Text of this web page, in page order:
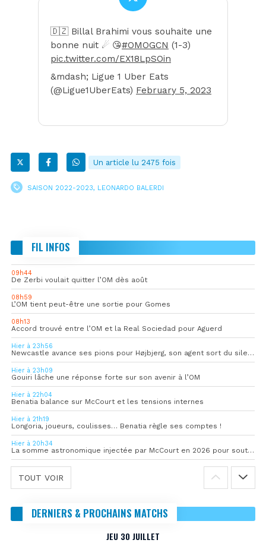
🇩🇿 Billal Brahimi vous souhaite une
bonne nuit ☄ 😘#OMOGCN (1-3)
pic.twitter.com/EX18LpSOin
&mdash; Ligue 1 Uber Eats
(@Ligue1UberEats) February 5, 2023
Un article lu 2475 fois
SAISON 2022-2023, LEONARDO BALERDI
FIL INFOS
09h44
De Zerbi voulait quitter l’OM dès août
08h59
L’OM tient peut-être une sortie pour Gomes
08h13
Accord trouvé entre l’OM et la Real Sociedad pour Aguerd
Hier à 23h56
Newcastle avance ses pions pour Højbjerg, son agent sort du silence
Hier à 23h09
Gouiri lâche une réponse forte sur son avenir à l’OM
Hier à 22h04
Benatia balance sur McCourt et les tensions internes
Hier à 21h19
Longoria, joueurs, coulisses… Benatia règle ses comptes !
Hier à 20h34
La somme astronomique injectée par McCourt en 2026 pour soutenir l’OM
TOUT VOIR
DERNIERS & PROCHAINS MATCHS
JEU 30 JUILLET